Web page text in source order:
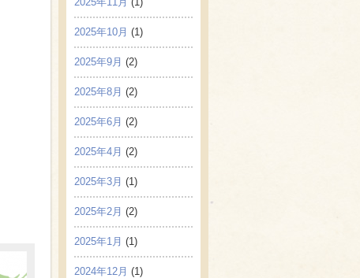
2025年10月 (1)
2025年9月 (2)
2025年8月 (2)
2025年6月 (2)
2025年4月 (2)
2025年3月 (1)
2025年2月 (2)
2025年1月 (1)
2024年12月 (1)